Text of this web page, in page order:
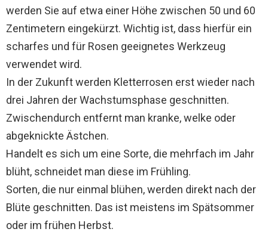
werden Sie auf etwa einer Höhe zwischen 50 und 60
Zentimetern eingekürzt. Wichtig ist, dass hierfür ein
scharfes und für Rosen geeignetes Werkzeug
verwendet wird.
In der Zukunft werden Kletterrosen erst wieder nach
drei Jahren der Wachstumsphase geschnitten.
Zwischendurch entfernt man kranke, welke oder
abgeknickte Ästchen.
Handelt es sich um eine Sorte, die mehrfach im Jahr
blüht, schneidet man diese im Frühling.
Sorten, die nur einmal blühen, werden direkt nach der
Blüte geschnitten. Das ist meistens im Spätsommer
oder im frühen Herbst.